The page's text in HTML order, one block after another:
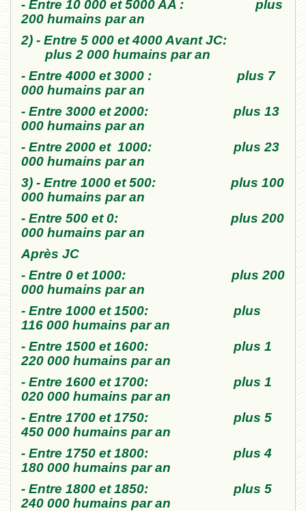
- Entre 10 000 et 5000 AA : plus
200 humains par an
2) - Entre 5 000 et 4000 Avant JC:
plus 2 000 humains par an
- Entre 4000 et 3000 : plus 7
000 humains par an
- Entre 3000 et 2000: plus 13
000 humains par an
- Entre 2000 et 1000: plus 23
000 humains par an
3) - Entre 1000 et 500: plus 100
000 humains par an
- Entre 500 et 0: plus 200
000 humains par an
Après JC
- Entre 0 et 1000: plus 200
000 humains par an
- Entre 1000 et 1500: plus
116 000 humains par an
- Entre 1500 et 1600: plus 1
220 000 humains par an
- Entre 1600 et 1700: plus 1
020 000 humains par an
- Entre 1700 et 1750: plus 5
450 000 humains par an
- Entre 1750 et 1800: plus 4
180 000 humains par an
- Entre 1800 et 1850: plus 5
240 000 humains par an